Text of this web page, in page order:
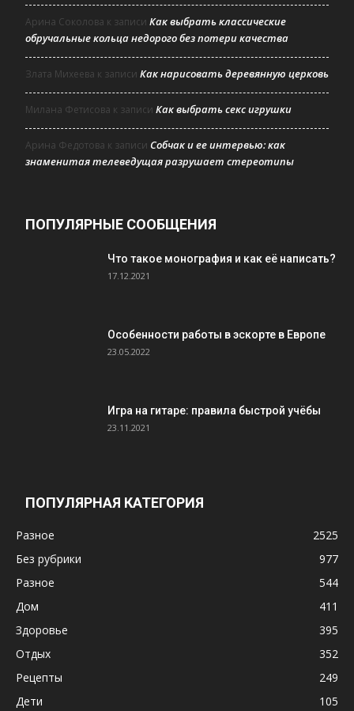
Арина Соколова к записи Как выбрать классические
обручальные кольца недорого без потери качества
Злата Михеева к записи Как нарисовать деревянную церковь
Милана Фетисова к записи Как выбрать секс игрушки
Арина Федотова к записи Собчак и ее интервью: как
знаменитая телеведущая разрушает стереотипы
ПОПУЛЯРНЫЕ СООБЩЕНИЯ
Что такое монография и как её написать?
17.12.2021
Особенности работы в эскорте в Европе
23.05.2022
Игра на гитаре: правила быстрой учёбы
23.11.2021
ПОПУЛЯРНАЯ КАТЕГОРИЯ
Разное
2525
Без рубрики
977
Разное
544
Дом
411
Здоровье
395
Отдых
352
Рецепты
249
Дети
105